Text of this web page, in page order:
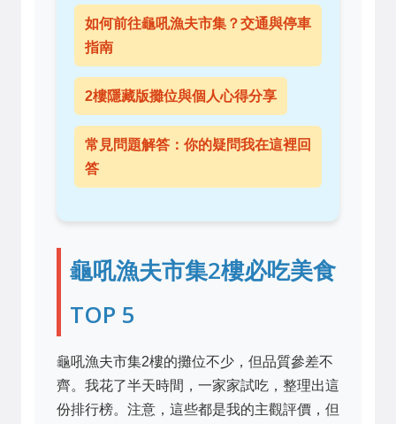
如何前往龜吼漁夫市集？交通與停車
指南
2樓隱藏版攤位與個人心得分享
常見問題解答：你的疑問我在這裡回
答
龜吼漁夫市集2樓必吃美食
TOP 5
龜吼漁夫市集2樓的攤位不少，但品質參差不
齊。我花了半天時間，一家家試吃，整理出這
份排行榜。注意，這些都是我的主觀評價，但